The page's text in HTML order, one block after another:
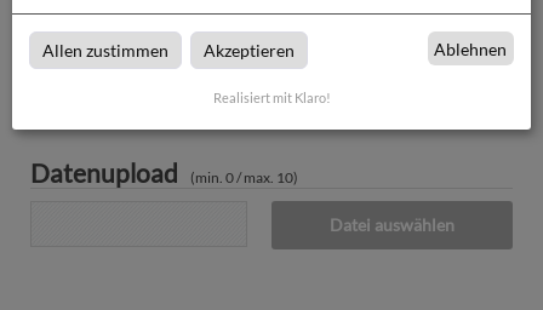
Datenupload (min. 0 / max. 10)
Datei auswählen
Allen zustimmen Akzeptieren Ablehnen
Realisiert mit Klaro!